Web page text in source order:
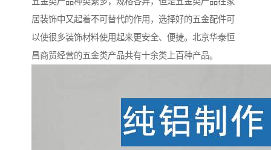
居装饰中又起着不可替代的作用，选择好的五金配件可
以使很多装饰材料使用起来更安全、便捷。北京华泰恒
昌商贸经营的五金类产品共有十余类上百种产品。